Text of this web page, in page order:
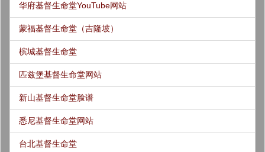
华府基督生命堂YouTube网站
蒙福基督生命堂（吉隆坡）
槟城基督生命堂
匹兹堡基督生命堂网站
新山基督生命堂脸谱
悉尼基督生命堂网站
台北基督生命堂